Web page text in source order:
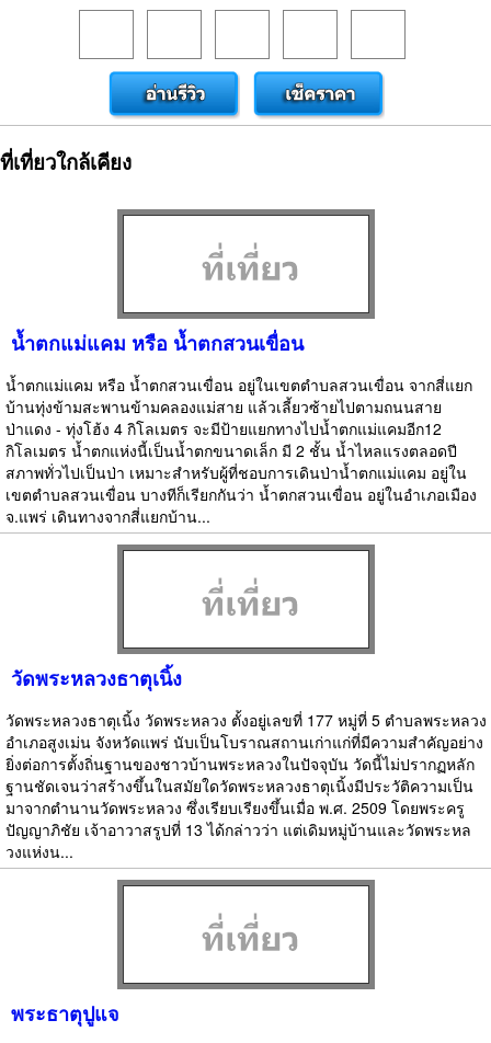
ที่เที่ยวใกล้เคียง
น้ำตกแม่แคม หรือ น้ำตกสวนเขื่อน
น้ำตกแม่แคม หรือ น้ำตกสวนเขื่อน อยู่ในเขตตำบลสวนเขื่อน จากสี่แยก
บ้านทุ่งข้ามสะพานข้ามคลองแม่สาย แล้วเลี้ยวซ้ายไปตามถนนสาย
ป่าแดง - ทุ่งโฮ้ง 4 กิโลเมตร จะมีป้ายแยกทางไปน้ำตกแม่แคมอีก12
กิโลเมตร น้ำตกแห่งนี้เป็นน้ำตกขนาดเล็ก มี 2 ชั้น น้ำไหลแรงตลอดปี
สภาพทั่วไปเป็นป่า เหมาะสำหรับผู้ที่ชอบการเดินป่าน้ำตกแม่แคม อยู่ใน
เขตตำบลสวนเขื่อน บางทีก็เรียกกันว่า น้ำตกสวนเขื่อน อยู่ในอำเภอเมือง
จ.แพร่ เดินทางจากสี่แยกบ้าน...
วัดพระหลวงธาตุเนิ้ง
วัดพระหลวงธาตุเนิ้ง วัดพระหลวง ตั้งอยู่เลขที่ 177 หมู่ที่ 5 ตำบลพระหลวง
อำเภอสูงเม่น จังหวัดแพร่ นับเป็นโบราณสถานเก่าแก่ที่มีความสำคัญอย่าง
ยิ่งต่อการตั้งถิ่นฐานของชาวบ้านพระหลวงในปัจจุบัน วัดนี้ไม่ปรากฏหลัก
ฐานชัดเจนว่าสร้างขึ้นในสมัยใดวัดพระหลวงธาตุเนิ้งมีประวัติความเป็น
มาจากตำนานวัดพระหลวง ซึ่งเรียบเรียงขึ้นเมื่อ พ.ศ. 2509 โดยพระครู
ปัญญาภิชัย เจ้าอาวาสรูปที่ 13 ได้กล่าวว่า แต่เดิมหมู่บ้านและวัดพระหล
วงแห่งน...
พระธาตุปูแจ